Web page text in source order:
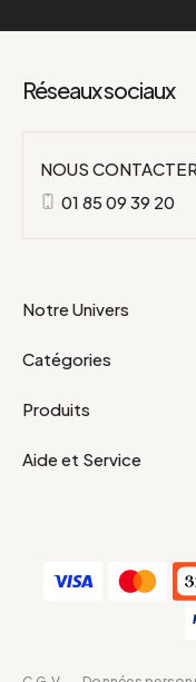
Réseaux sociaux
NOUS
01 85 09 39 20
Notre Univers
Catégories
Produits
Aide et Service